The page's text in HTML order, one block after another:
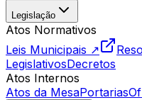
Legislação
Atos Normativos
Leis Municipais ↗
LegislativosDecretos
Atos Internos
Atos da MesaPortarias